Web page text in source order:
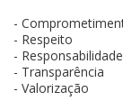
-
- Respeito
- Responsabilidade
- Transparência
- Valorização